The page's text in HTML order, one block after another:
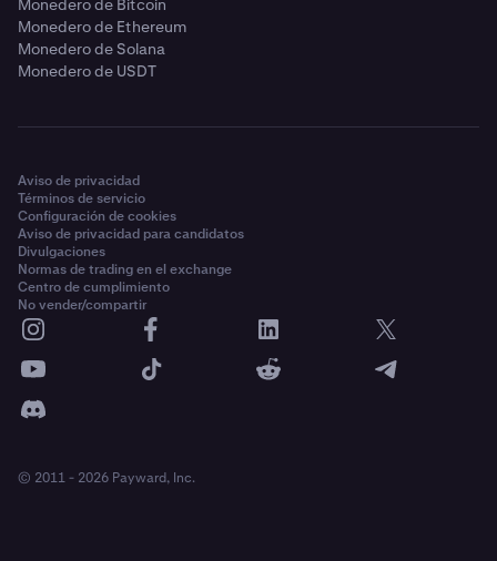
Monedero de Bitcoin
Monedero de Ethereum
Monedero de Solana
Monedero de USDT
Aviso de privacidad
Términos de servicio
Configuración de cookies
Aviso de privacidad para candidatos
Divulgaciones
Normas de trading en el exchange
Centro de cumplimiento
No vender/compartir
© 2011 - 2026 Payward, Inc.